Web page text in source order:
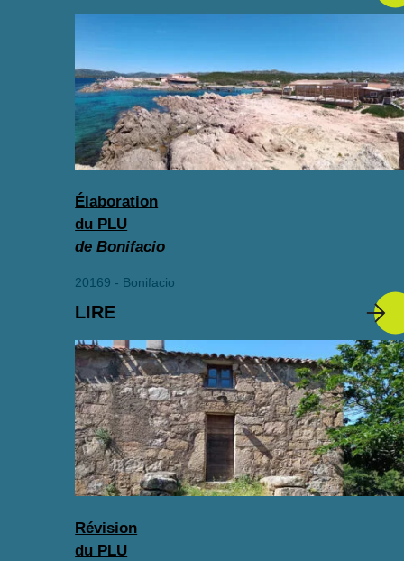
Élaboration
du PLU
de Bonifacio
20169 - Bonifacio
LIRE
Révision
du PLU